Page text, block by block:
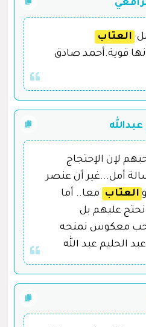
العتاب
قوية.أحمد صادق
لإن الإحتجاج
أمل...غير أن عنصر
العتاب
معا.. أما
نحتج عليهم بل
حب معكوس نمنحه
الحليم عبد الله